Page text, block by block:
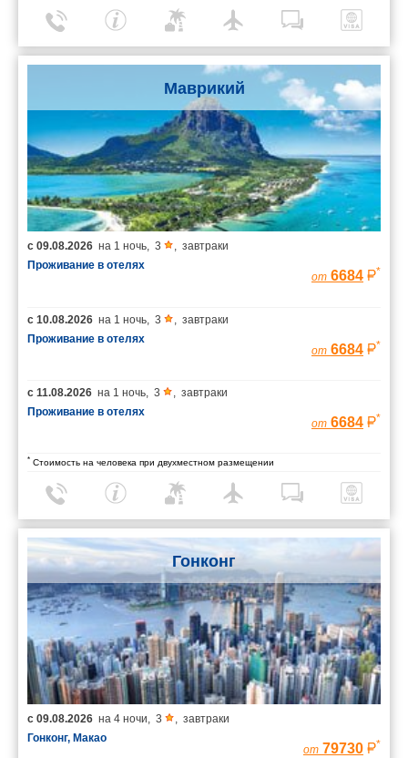
Маврикий
с 09.08.2026 на 1 ночь, 3 , завтраки
Проживание в отелях
от 6684 *
с 10.08.2026 на 1 ночь, 3 , завтраки
Проживание в отелях
от 6684 *
с 11.08.2026 на 1 ночь, 3 , завтраки
Проживание в отелях
от 6684 *
* Стоимость на человека при двухместном размещении
Гонконг
с 09.08.2026 на 4 ночи, 3 , завтраки
Гонконг, Макао
от 79730 *